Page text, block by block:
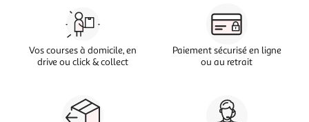
Vos courses à domicile, en
drive ou click & collect
Paiement sécurisé en ligne
ou au retrait